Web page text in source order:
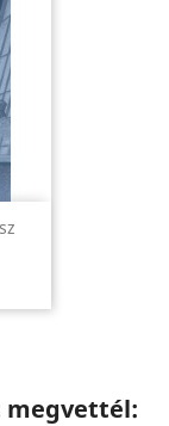
megvettél: